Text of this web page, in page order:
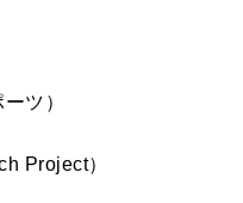
ツ）
Project）